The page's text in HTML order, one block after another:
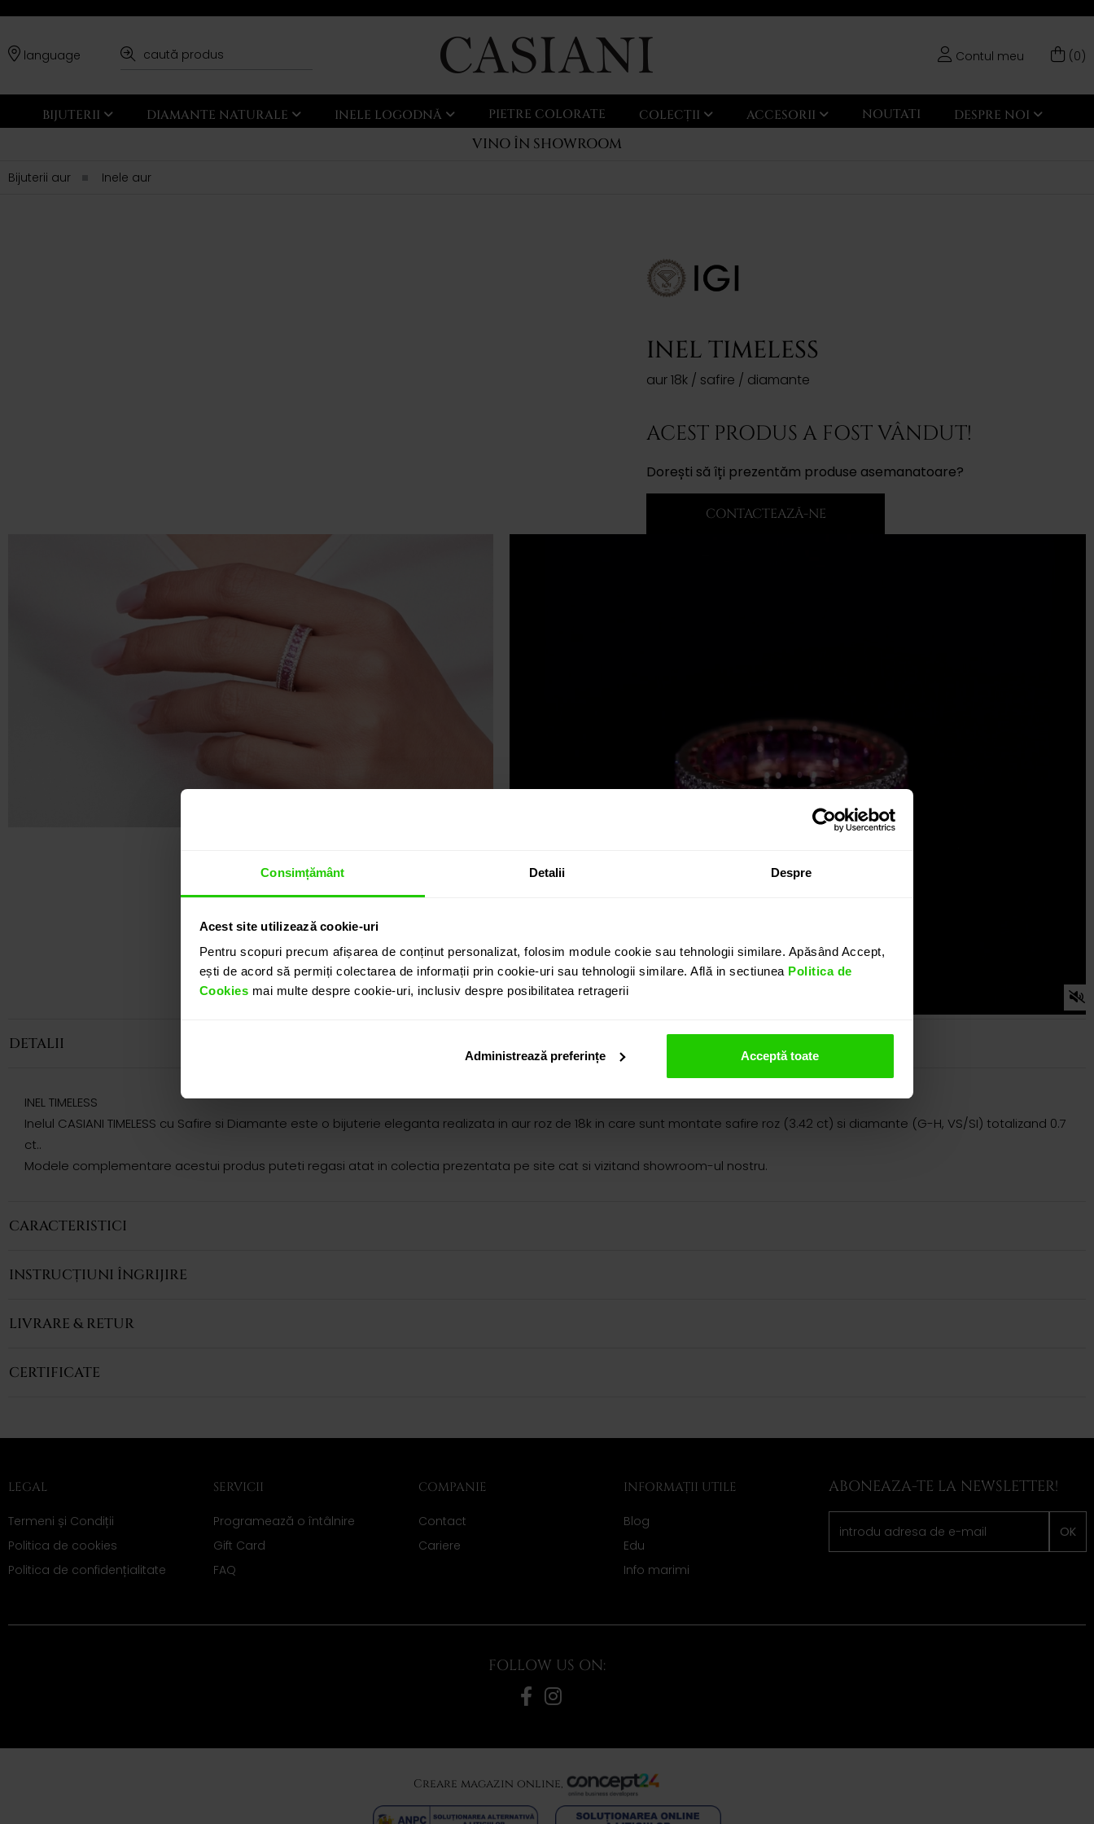
Consimțământ Detalii Despre
Acest site utilizează cookie-uri
Pentru scopuri precum afișarea de conținut personalizat, folosim module cookie sau tehnologii similare. Apăsând Accept,
ești de acord să permiți colectarea de informații prin cookie-uri sau tehnologii similare. Află in sectiunea Politica de
Cookies mai multe despre cookie-uri, inclusiv despre posibilitatea retragerii
Administrează preferințe Acceptă toate
language Contul meu (0)
BIJUTERII DIAMANTE NATURALE INELE LOGODNĂ PIETRE COLORATE COLECȚII ACCESORII NOUTATI DESPRE NOI
VINO ÎN SHOWROOM
Bijuterii aur Inele aur
INEL TIMELESS
aur 18k / safire / diamante
ACEST PRODUS A FOST VÂNDUT!
Dorești să îți prezentăm produse asemanatoare?
CONTACTEAZĂ-NE
DETALII
INEL TIMELESS
Inelul CASIANI TIMELESS cu Safire si Diamante este o bijuterie eleganta realizata in aur roz de 18k in care sunt montate safire roz (3.42 ct) si diamante (G-H, VS/SI) totalizand 0.7
ct..
Modele complementare acestui produs puteti regasi atat in colectia prezentata pe site cat si vizitand showroom-ul nostru.
CARACTERISTICI
INSTRUCȚIUNI ÎNGRIJIRE
LIVRARE & RETUR
CERTIFICATE
LEGAL
Termeni și Condiții
Politica de cookies
Politica de confidențialitate
SERVICII
Programează o întâlnire
Gift Card
FAQ
COMPANIE
Contact
Cariere
INFORMAȚII UTILE
Blog
Edu
Info marimi
ABONEAZA-TE LA NEWSLETTER!
OK
FOLLOW US ON:
Creare magazin online,